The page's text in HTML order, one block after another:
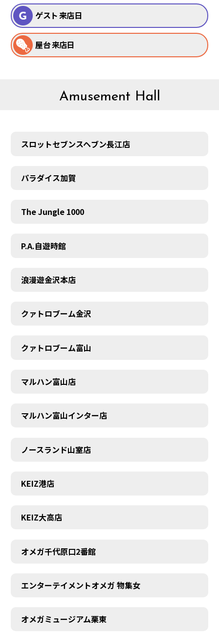
ゲスト 来店日
屋台 来店日
Amusement Hall
スロットセブンスヘブン長江店
パラダイス加賀
The Jungle 1000
P.A.自遊時館
浪漫遊金沢本店
クァトロブーム金沢
クァトロブーム富山
マルハン富山店
マルハン富山インター店
ノースランド山室店
KEIZ港店
KEIZ大高店
オメガ千代原口2番館
エンターテイメントオメガ 物集女
オメガミュージアム栗東